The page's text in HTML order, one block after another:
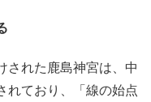
された鹿島神宮は、中
れており、「線の始点